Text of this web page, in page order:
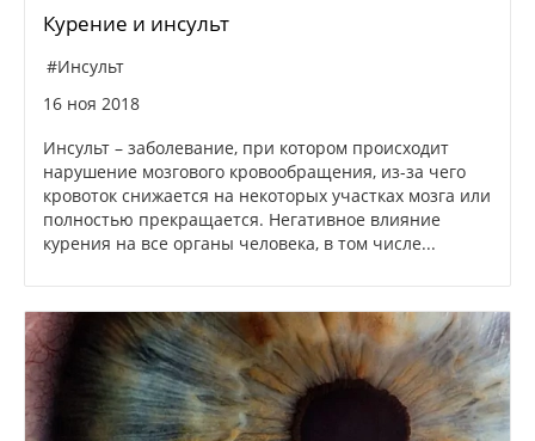
Курение и инсульт
#Инсульт
16 ноя 2018
Инсульт – заболевание, при котором происходит
нарушение мозгового кровообращения, из-за чего
кровоток снижается на некоторых участках мозга или
полностью прекращается. Негативное влияние
курения на все органы человека, в том числе...